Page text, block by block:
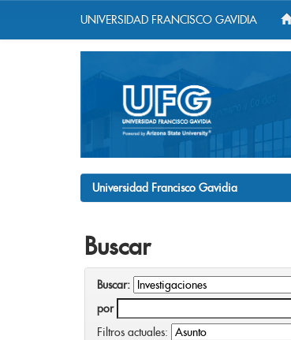
UNIVERSIDAD FRANCISCO GAVIDIA
Universidad Francisco Gavidia
Buscar
Buscar:
por
Filtros actuales: